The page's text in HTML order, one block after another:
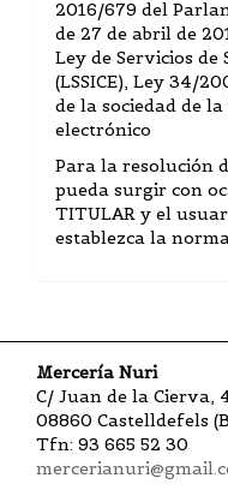
2016/679 del
de 27 de abril de
Ley de Servicios
(LSSICE), Ley 34/
de la sociedad de
electrónico
Para la resolución
pueda surgir con
TITULAR y el
establezca la
Mercería Nuri
C/ Juan de la Cierva,
08860 Castelldefels
Tfn: 93 665 52 30